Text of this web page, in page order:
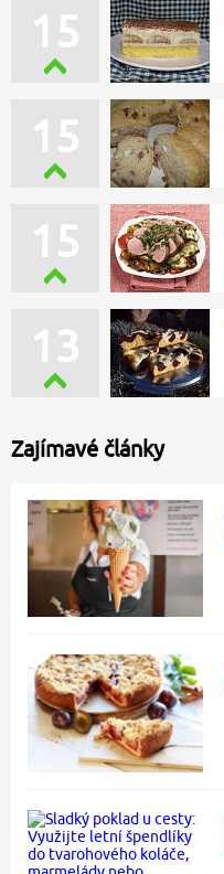
15
15
15
13
Zajímavé články